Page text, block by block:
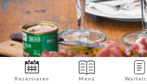
Reservieren Menü